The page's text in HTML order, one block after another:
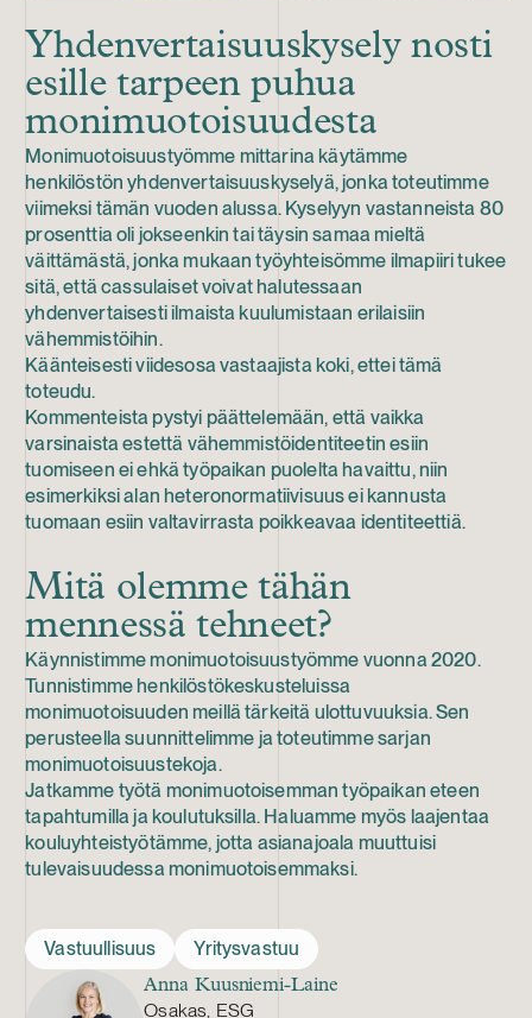
Yhdenvertaisuuskysely nosti
esille tarpeen puhua
monimuotoisuudesta
Monimuotoisuustyömme mittarina käytämme
henkilöstön yhdenvertaisuuskyselyä, jonka toteutimme
viimeksi tämän vuoden alussa. Kyselyyn vastanneista 80
prosenttia oli jokseenkin tai täysin samaa mieltä
väittämästä, jonka mukaan työyhteisömme ilmapiiri tukee
sitä, että cassulaiset voivat halutessaan
yhdenvertaisesti ilmaista kuulumistaan erilaisiin
vähemmistöihin.
Käänteisesti viidesosa vastaajista koki, ettei tämä
toteudu.
Kommenteista pystyi päättelemään, että vaikka
varsinaista estettä vähemmistöidentiteetin esiin
tuomiseen ei ehkä työpaikan puolelta havaittu, niin
esimerkiksi alan heteronormatiivisuus ei kannusta
tuomaan esiin valtavirrasta poikkeavaa identiteettiä.
Mitä olemme tähän
mennessä tehneet?
Käynnistimme monimuotoisuustyömme vuonna 2020.
Tunnistimme henkilöstökeskusteluissa
monimuotoisuuden meillä tärkeitä ulottuvuuksia. Sen
perusteella suunnittelimme ja toteutimme sarjan
monimuotoisuustekoja.
Jatkamme työtä monimuotoisemman työpaikan eteen
tapahtumilla ja koulutuksilla. Haluamme myös laajentaa
kouluyhteistyötämme, jotta asianajoala muuttuisi
tulevaisuudessa monimuotoisemmaksi.
Vastuullisuus Yritysvastuu
Anna Kuusniemi-Laine
Osakas, ESG